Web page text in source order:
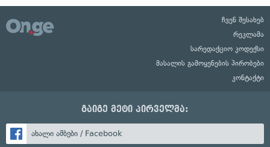
ჩვენ შესახებ
რეკლამა
სარედაქციო კოდექსი
მასალის გამოყენების პირობები
კონტაქტი
გაიგე მეტი პირველმა:
ახალი ამბები / Facebook